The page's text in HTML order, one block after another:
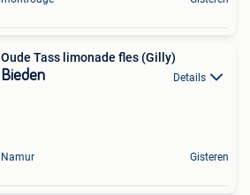
Oude Tass limonade fles (Gilly)
Bieden Details
Namur Gisteren